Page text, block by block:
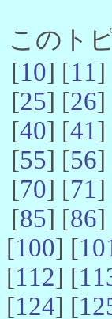
このト
[10] [11]
[25] [26]
[40] [41]
[55] [56]
[70] [71]
[85] [86]
[100] [
[112] [
[124] [